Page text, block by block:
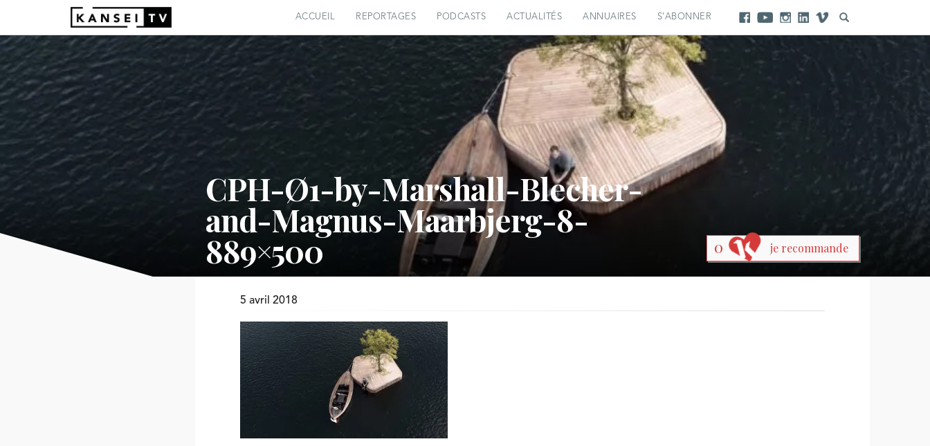
ACCUEIL REPORTAGES PODCASTS ACTUALITÉS ANNUAIRES S’ABONNER
CPH-Ø1-by-Marshall-Blecher-
and-Magnus-Maarbjerg-8-
889×500 je recommande
0
5 avril 2018